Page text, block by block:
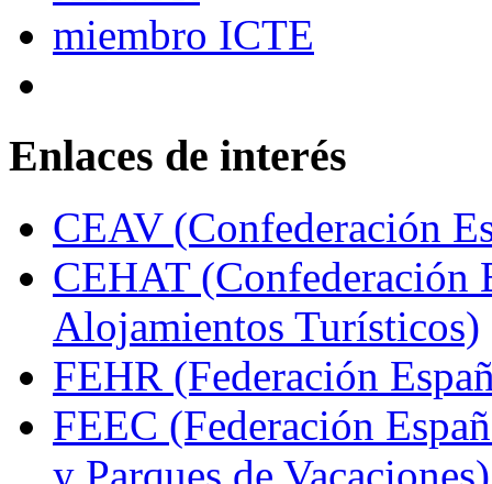
Enlaces de interés
CEAV (Confederación
CEHAT (Confederación
Alojamientos Turísticos)
FEHR (Federación
FEEC (Federación
y Parques de Vacaciones)